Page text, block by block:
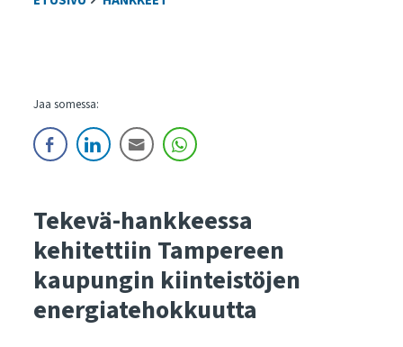
Jaa somessa:
Tekevä-hankkeessa
kehitettiin Tampereen
kaupungin kiinteistöjen
energiatehokkuutta